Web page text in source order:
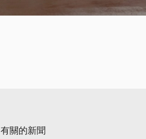
有關的新聞